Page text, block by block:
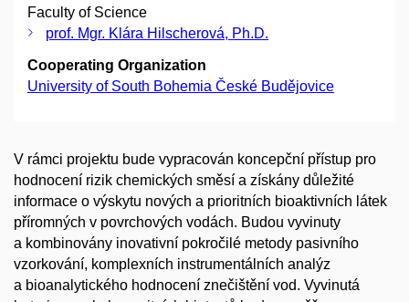
Faculty of Science
prof. Mgr. Klára Hilscherová, Ph.D.
Cooperating Organization
University of South Bohemia České Budějovice
V rámci projektu bude vypracován koncepční přístup pro
hodnocení rizik chemických směsí a získány důležité
informace o výskytu nových a prioritních bioaktivních látek
příromných v povrchových vodách. Budou vyvinuty
a kombinovány inovativní pokročilé metody pasivního
vzorkování, komplexních instrumentálních analýz
a bioanalytického hodnocení znečištění vod. Vyvinutá